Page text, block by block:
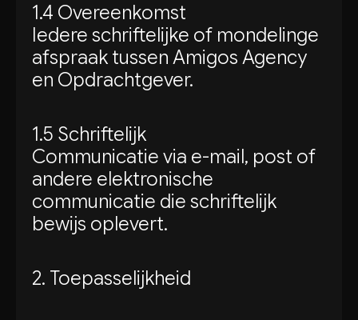
1.4 Overeenkomst
Iedere schriftelijke of mondelinge
afspraak tussen Amigos Agency
en Opdrachtgever.
1.5 Schriftelijk
Communicatie via e-mail, post of
andere elektronische
communicatie die schriftelijk
bewijs oplevert.
2. Toepasselijkheid